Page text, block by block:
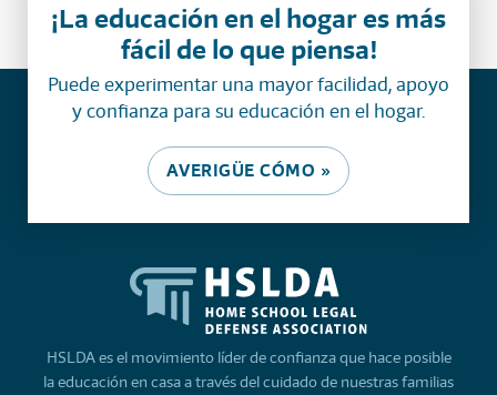
¡La educación en el hogar es más
fácil de lo que piensa!
Puede experimentar una mayor facilidad, apoyo
y confianza para su educación en el hogar.
AVERIGÜE CÓMO »
HSLDA es el movimiento líder de confianza que hace posible
la educación en casa a través del cuidado de nuestras familias